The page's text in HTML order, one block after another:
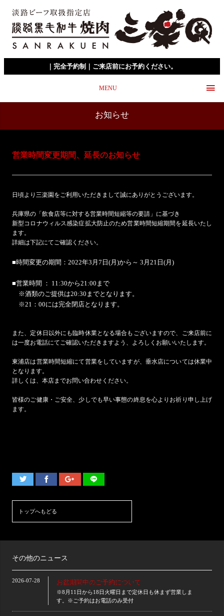
｜完全予約制｜ご来店前にお予約ください。
MENU
お知らせ
営業時間変更期間、延長のお知らせ
日頃より三楽園をご利用いただきまして誠にありがとうございます。
兵庫県の「飲食店等に対する営業時間短縮等の要請」に基づき
新型コロナウィルス感染症拡大防止のため営業時間短縮期間を延長いたし
ます。
詳細は下記にてご確認ください。
■時間変更の期間：2022年3月7日(月)から～ 3月21日(月)
■営業時間 ： 11:30から21:00まで
※酒類のご提供は20:30までとなります。
※21：00には完全閉店となります。
また、定休日以外にも臨時休業となる場合もございますので、ご来店前に
は一度お電話にてご確認いただきますよう、よろしくお願いいたします。
東浦店は営業時間短縮にて営業をしていますが、垂水店については休業中
となります。
詳しくは、本店までお問い合わせください。
皆様のご健康・ご安全、少しでも早い事態の終息を心よりお祈り申し上げ
ます。
トップへもどる
その他のニュース
2026-07-28 お盆期間中のご予約について
※8月11日から18日火曜日まで定休日も休まず営業しま
す。※ご予約はお電話のみ受付